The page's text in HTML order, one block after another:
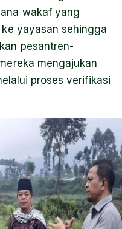
wakaf yang
yayasan sehingga
pesantren-
mengajukan
proses verifikasi